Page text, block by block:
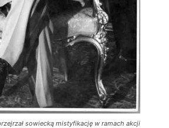
sowiecką mistyfikację w ramach akcji